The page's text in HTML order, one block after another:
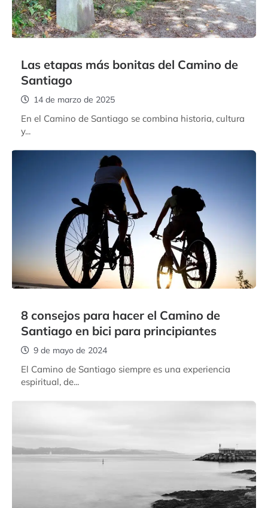
Las etapas más bonitas del Camino de
Santiago
14 de marzo de 2025
En el Camino de Santiago se combina historia, cultura
y...
8 consejos para hacer el Camino de
Santiago en bici para principiantes
9 de mayo de 2024
El Camino de Santiago siempre es una experiencia
espiritual, de...